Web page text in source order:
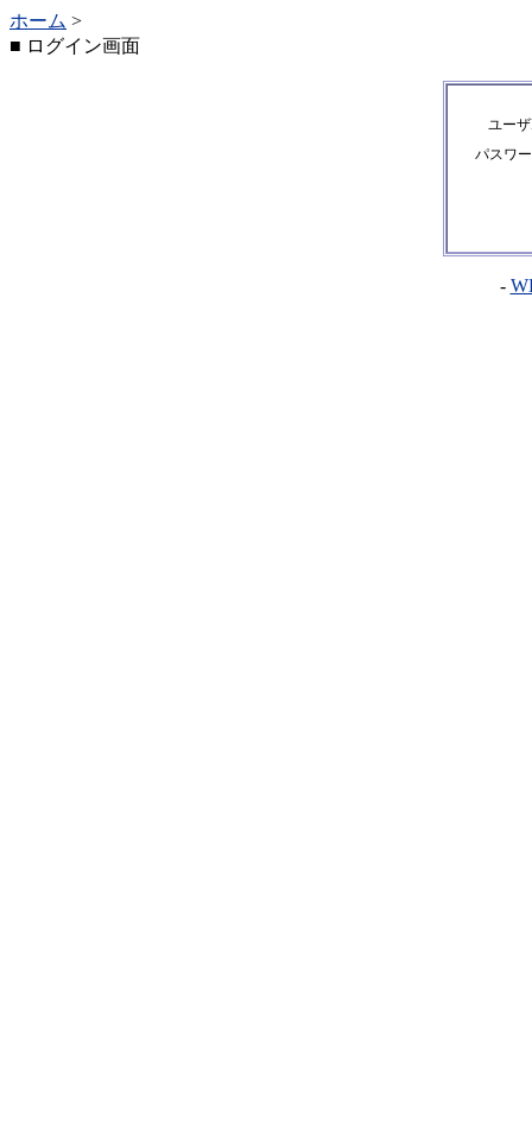
ホーム >
■ ログイン画面
ユー
パスワ
-